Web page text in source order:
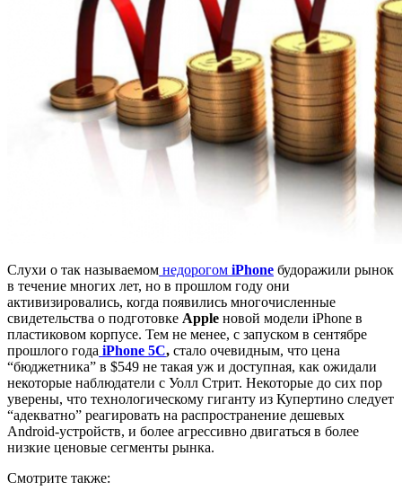
Слухи о так называемом недорогом iPhone будоражили рынок
в течение многих лет, но в прошлом году они
активизировались, когда появились многочисленные
свидетельства о подготовке Apple новой модели iPhone в
пластиковом корпусе. Тем не менее, с запуском в сентябре
прошлого года iPhone 5С, стало очевидным, что цена
“бюджетника” в $549 не такая уж и доступная, как ожидали
некоторые наблюдатели с Уолл Стрит. Некоторые до сих пор
уверены, что технологическому гиганту из Купертино следует
“адекватно” реагировать на распространение дешевых
Android-устройств, и более агрессивно двигаться в более
низкие ценовые сегменты рынка.
Смотрите также: